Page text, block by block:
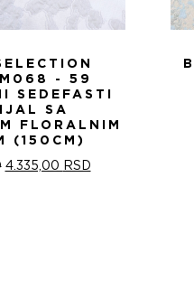
- 59
SEDEFASTI
SA
FLORALNIM
(150CM)
ОРИГИНАЛНА
4.335,00 RSDТРЕНУТНА